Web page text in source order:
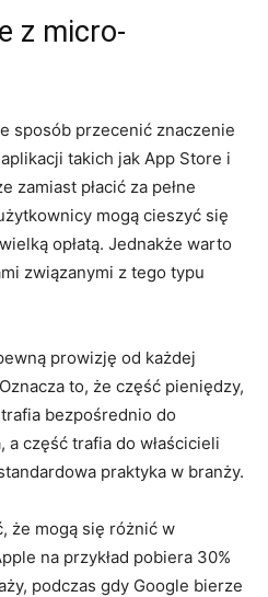
z micro-
sposób przecenić znaczenie
takich ‌jak App Store i
zamiast płacić za pełne
mogą cieszyć ‍się
⁢opłatą. Jednakże warto‍
związanymi z tego typu
prowizję od każdej
to, że część pieniędzy,
bezpośrednio‌ do
część trafia do właścicieli
praktyka w branży.
​że mogą się ⁤różnić w
na przykład pobiera‌ 30%
podczas gdy Google bierze